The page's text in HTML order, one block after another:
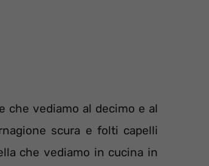
che vediamo al decimo e al
scura e folti capelli
che vediamo in cucina in